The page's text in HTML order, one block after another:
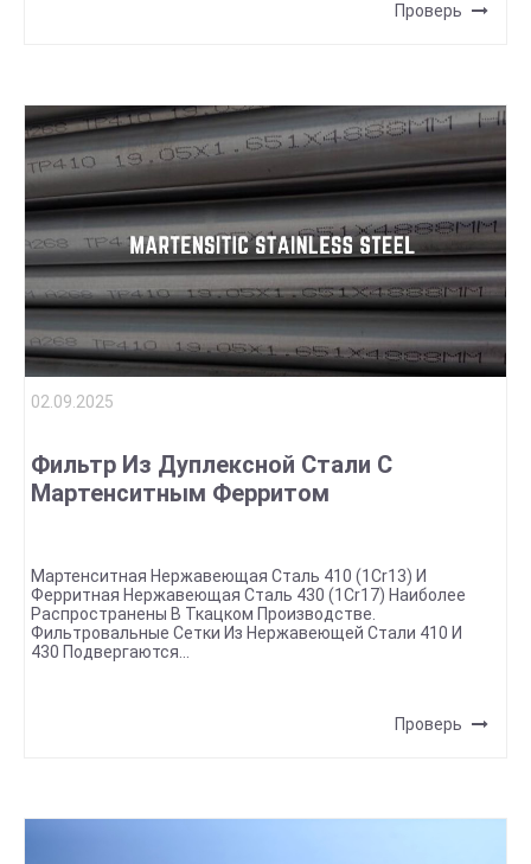
Проверь
02.09.2025
Фильтр Из Дуплексной Стали С
Мартенситным Ферритом
Мартенситная Нержавеющая Сталь 410 (1Cr13) И
Ферритная Нержавеющая Сталь 430 (1Cr17) Наиболее
Распространены В Ткацком Производстве.
Фильтровальные Сетки Из Нержавеющей Стали 410 И
430 Подвергаются...
Проверь